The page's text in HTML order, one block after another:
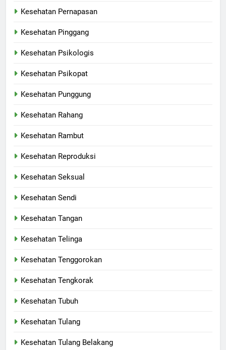
Kesehatan Pernapasan
Kesehatan Pinggang
Kesehatan Psikologis
Kesehatan Psikopat
Kesehatan Punggung
Kesehatan Rahang
Kesehatan Rambut
Kesehatan Reproduksi
Kesehatan Seksual
Kesehatan Sendi
Kesehatan Tangan
Kesehatan Telinga
Kesehatan Tenggorokan
Kesehatan Tengkorak
Kesehatan Tubuh
Kesehatan Tulang
Kesehatan Tulang Belakang